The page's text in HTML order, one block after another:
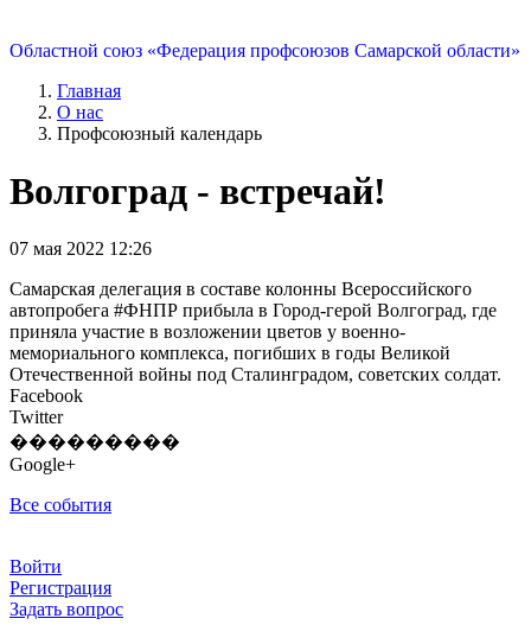
Областной союз «Федерация профсоюзов Самарской области»
Главная
О нас
Профсоюзный календарь
Волгоград - встречай!
07 мая 2022 12:26
Самарская делегация в составе колонны Всероссийского
автопробега #ФНПР прибыла в Город-герой Волгоград, где
приняла участие в возложении цветов у военно-
мемориального комплекса, погибших в годы Великой
Отечественной войны под Сталинградом, советских солдат.
Facebook
Twitter
���������
Google+
Все события
Войти
Регистрация
Задать вопрос